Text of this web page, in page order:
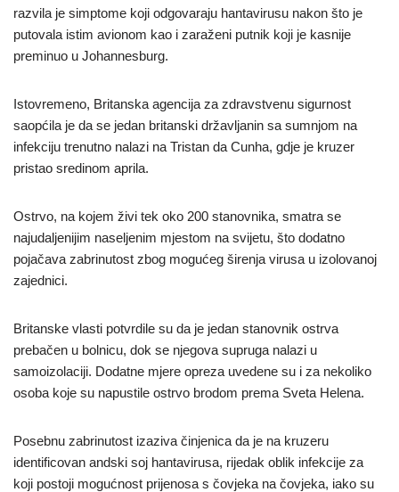
razvila je simptome koji odgovaraju hantavirusu nakon što je
putovala istim avionom kao i zaraženi putnik koji je kasnije
preminuo u Johannesburg.
Istovremeno, Britanska agencija za zdravstvenu sigurnost
saopćila je da se jedan britanski državljanin sa sumnjom na
infekciju trenutno nalazi na Tristan da Cunha, gdje je kruzer
pristao sredinom aprila.
Ostrvo, na kojem živi tek oko 200 stanovnika, smatra se
najudaljenijim naseljenim mjestom na svijetu, što dodatno
pojačava zabrinutost zbog mogućeg širenja virusa u izolovanoj
zajednici.
Britanske vlasti potvrdile su da je jedan stanovnik ostrva
prebačen u bolnicu, dok se njegova supruga nalazi u
samoizolaciji. Dodatne mjere opreza uvedene su i za nekoliko
osoba koje su napustile ostrvo brodom prema Sveta Helena.
Posebnu zabrinutost izaziva činjenica da je na kruzeru
identificovan andski soj hantavirusa, rijedak oblik infekcije za
koji postoji mogućnost prijenosa s čovjeka na čovjeka, iako su